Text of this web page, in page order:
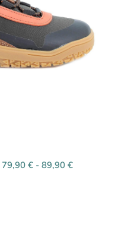
79,90 € - 89,90 €